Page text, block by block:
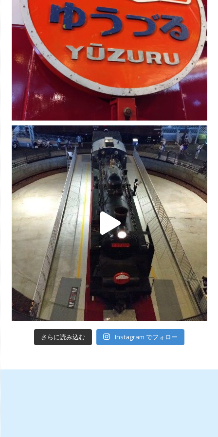
さらに読み込む Instagram でフォロー